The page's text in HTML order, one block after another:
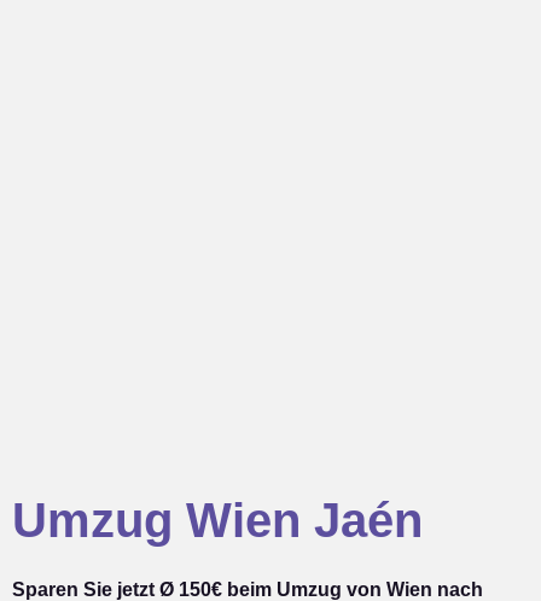
Umzug Wien Jaén
Sparen Sie jetzt Ø 150€ beim Umzug von Wien nach